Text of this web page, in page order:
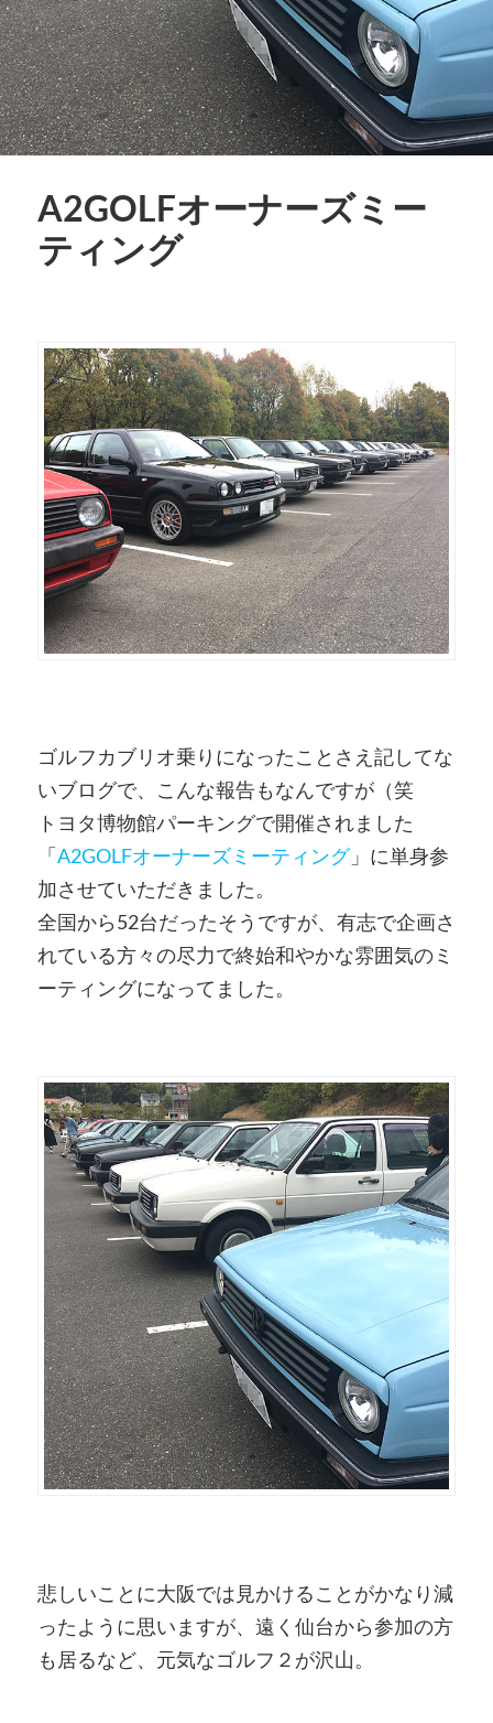
A2GOLFオーナーズミー
ティング
ゴルフカブリオ乗りになったことさえ記してな
いブログで、こんな報告もなんですが（笑
トヨタ博物館パーキングで開催されました
「A2GOLFオーナーズミーティング」に単身参
加させていただきました。
全国から52台だったそうですが、有志で企画さ
れている方々の尽力で終始和やかな雰囲気のミ
ーティングになってました。
悲しいことに大阪では見かけることがかなり減
ったように思いますが、遠く仙台から参加の方
も居るなど、元気なゴルフ２が沢山。